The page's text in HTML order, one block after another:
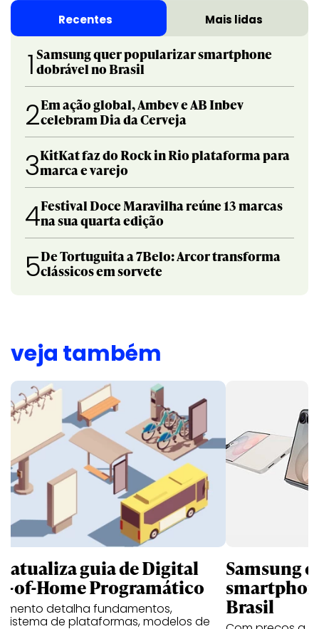
Recentes Mais lidas
1 Samsung quer popularizar smartphone
dobrável no Brasil
2Em ação global, Ambev e AB Inbev
celebram Dia da Cerveja
3KitKat faz do Rock in Rio plataforma para
marca e varejo
4Festival Doce Maravilha reúne 13 marcas
na sua quarta edição
5De Tortuguita a 7Belo: Arcor transforma
clássicos em sorvete
veja também
atualiza guia de Digital
of-Home Programático
detalha fundamentos,
de plataformas, modelos de
Samsung
Brasil